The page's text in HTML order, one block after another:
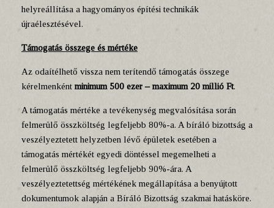
helyreállítása a hagyományos építési technikák
újraélesztésével.
Támogatás összege és mértéke
Az odaítélhető vissza nem terítendő támogatás összege
kérelmenként minimum 500 ezer – maximum 20 millió Ft.
A támogatás mértéke a tevékenység megvalósítása során
felmerülő összköltség legfeljebb 80%-a. A bíráló bizottság a
veszélyeztetett helyzetben lévő épületek esetében a
támogatás mértékét egyedi döntéssel megemelheti a
felmerülő összköltség legfeljebb 90%-ára. A
veszélyeztetettség mértékének megállapítása a benyújtott
dokumentumok alapján a Bíráló Bizottság szakmai hatásköre.